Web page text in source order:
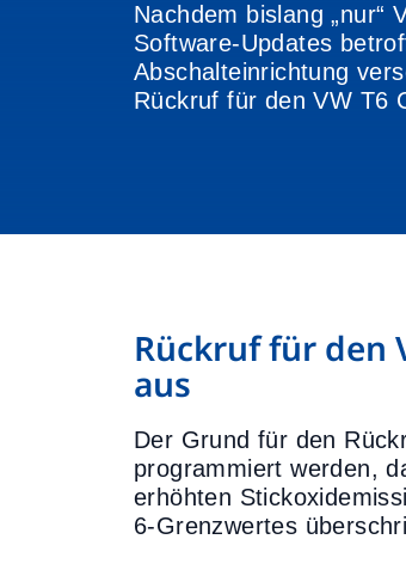
Nachdem bislang „nur“
Software-Updates
Abschalteinrichtung
Rückruf für den VW T6
Rückruf für den
aus
Der Grund für den
programmiert werden,
erhöhten
6-Grenzwertes